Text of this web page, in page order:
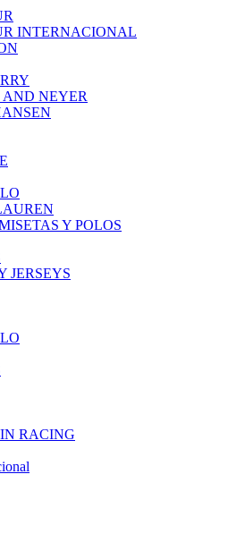
INTERNACIONAL
AND NEYER
Y POLOS
JERSEYS
RACING